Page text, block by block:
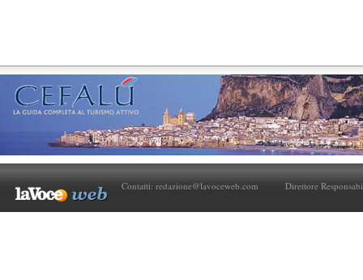
Contatti: redazione@lavoceweb.com Direttore